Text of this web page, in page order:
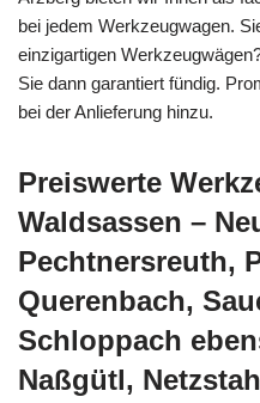
bei jedem Werkzeugwagen.
einzigartigen
Sie dann garantiert fündig.
bei der Anlieferung hinzu.
Preiswerte
Waldsassen –
Pechtnersreuth,
Querenbach,
Schloppach
Naßgütl,